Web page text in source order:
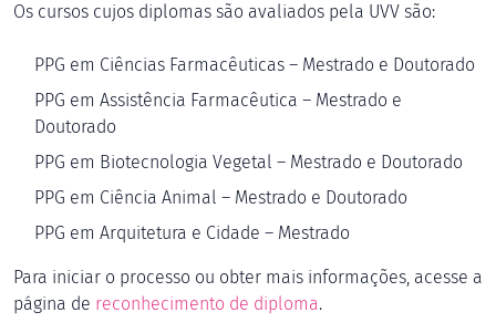
Os cursos cujos diplomas são avaliados pela UVV são:
PPG em Ciências Farmacêuticas – Mestrado e Doutorado
PPG em Assistência Farmacêutica – Mestrado e
Doutorado
PPG em Biotecnologia Vegetal – Mestrado e Doutorado
PPG em Ciência Animal – Mestrado e Doutorado
PPG em Arquitetura e Cidade – Mestrado
Para iniciar o processo ou obter mais informações, acesse a
página de reconhecimento de diploma.